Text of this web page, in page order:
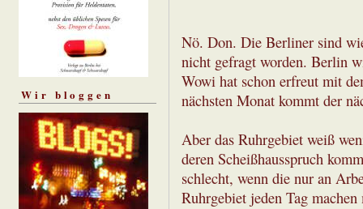
Wir bloggen
Nö. Don. Die Berliner sind
nicht gefragt worden. Berlin
Wowi hat schon erfreut mit
nächsten Monat kommt der
Aber das Ruhrgebiet weiß
deren Scheißhausspruch
schlecht, wenn die nur an
Ruhrgebiet jeden Tag machen